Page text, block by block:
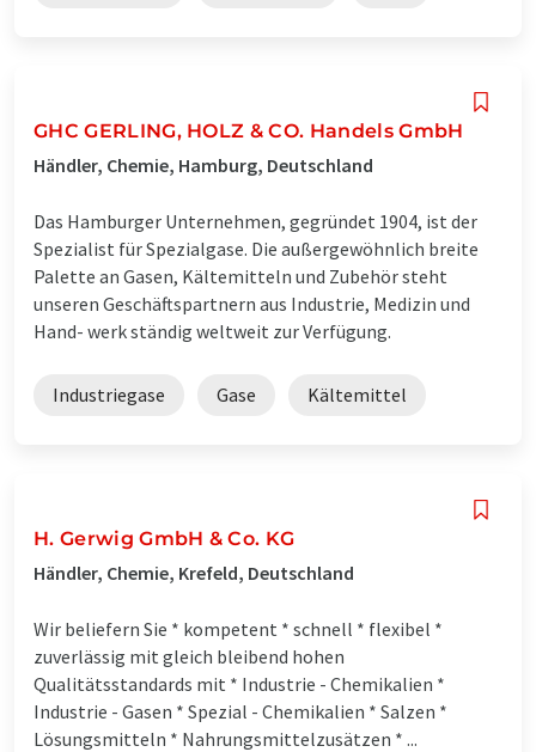
GHC GERLING, HOLZ & CO. Handels GmbH
Händler, Chemie, Hamburg, Deutschland
Das Hamburger Unternehmen, gegründet 1904, ist der
Spezialist für Spezialgase. Die außergewöhnlich breite
Palette an Gasen, Kältemitteln und Zubehör steht
unseren Geschäftspartnern aus Industrie, Medizin und
Hand- werk ständig weltweit zur Verfügung.
Industriegase Gase Kältemittel
H. Gerwig GmbH & Co. KG
Händler, Chemie, Krefeld, Deutschland
Wir beliefern Sie * kompetent * schnell * flexibel *
zuverlässig mit gleich bleibend hohen
Qualitätsstandards mit * Industrie - Chemikalien *
Industrie - Gasen * Spezial - Chemikalien * Salzen *
Lösungsmitteln * Nahrungsmittelzusätzen * ...